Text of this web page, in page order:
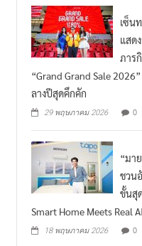
เซ็น
แสด
ภาร
“Grand Grand Sale
ลางปีสุดคึกคัก
29 พฤษภาคม 2026 0
“มา
ชวน
ขั้นสุ
Smart Home Meets Real
18 พฤษภาคม 2026 0